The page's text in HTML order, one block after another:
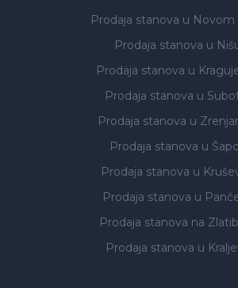
Prodaja stanova u Novom
Prodaja stanova u
Prodaja stanova u
Prodaja stanova u
Prodaja stanova u
Prodaja stanova u
Prodaja stanova u
Prodaja stanova u
Prodaja stanova na
Prodaja stanova u